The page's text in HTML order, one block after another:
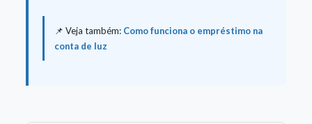
📌 Veja também: Como funciona o empréstimo na
conta de luz